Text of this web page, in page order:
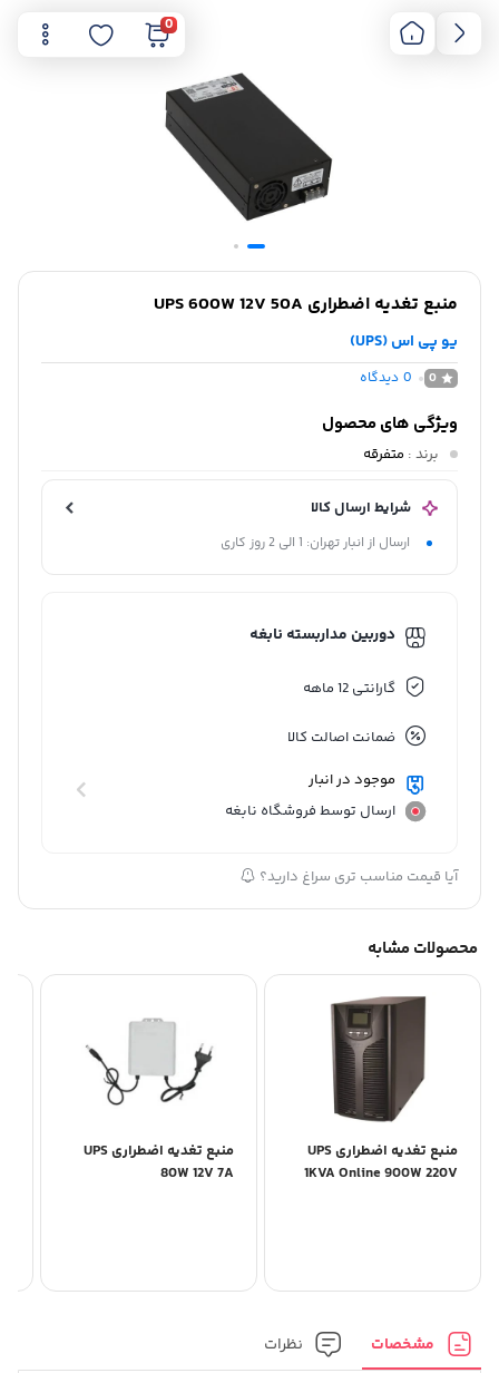
0
منبع تغدیه اضطراری UPS 600W 12V 50A
یو پی اس (UPS)
0
0 دیدگاه
ویژگی های محصول
برند : متفرقه
شرایط ارسال کالا
ارسال از انبار تهران: 1 الی 2 روز کاری
دوربین مداربسته نابغه
گارانتی 12 ماهه
ضمانت اصالت کالا
موجود در انبار
ارسال توسط فروشگاه نابغه
آیا قیمت مناسب تری سراغ دارید؟
محصولات مشابه
منبع تغدیه اضطراری UPS
1KVA Online 900W 220V
منبع تغدیه اضطراری UPS
80W 12V 7A
مشخصات نظرات